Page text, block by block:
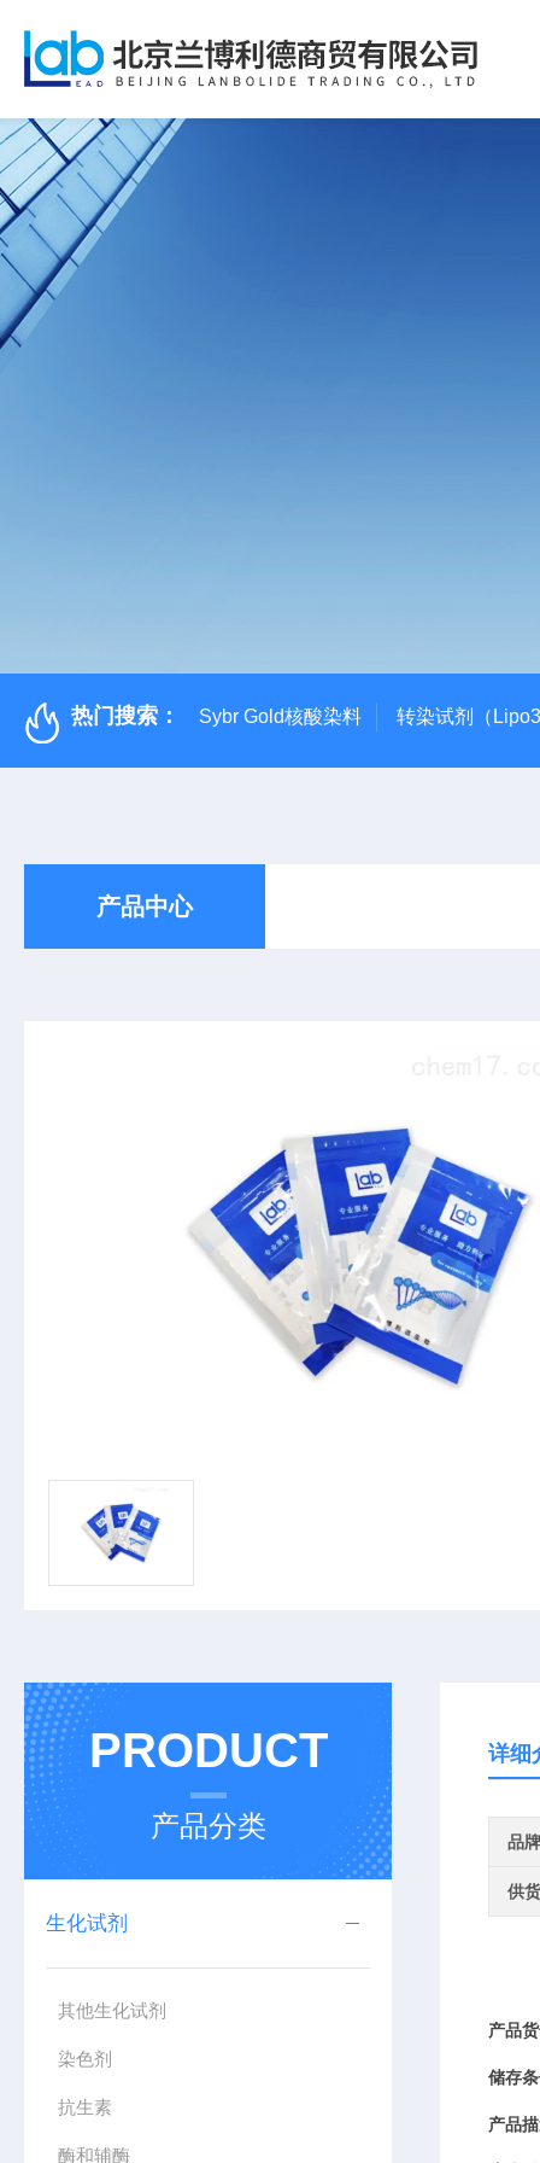
热门搜索： Sybr Gold核酸染料 转染试剂（
产品中心
PRODUCT
产品分类
生化试剂
其他生化试剂
染色剂
抗生素
酶和辅酶
详细
品牌
供
产品
储存
产品